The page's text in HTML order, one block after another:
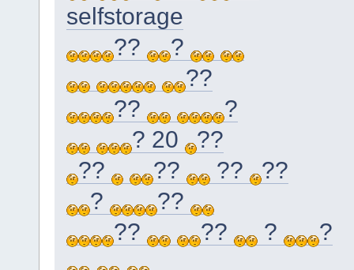
selfstorage
??
?
??
??
?
? 20
??
??
?? ??
??
?
??
??
?? ? ?